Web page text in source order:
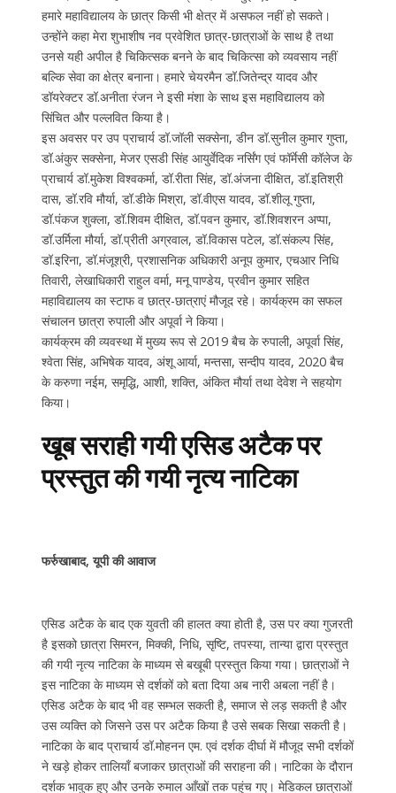
हमारे महाविद्यालय के छात्र किसी भी क्षेत्र में असफल नहीं हो सकते।
उन्होंने कहा मेरा शुभाशीष नव प्रवेशित छात्र-छात्राओं के साथ है तथा
उनसे यही अपील है चिकित्सक बनने के बाद चिकित्सा को व्यवसाय नहीं
बल्कि सेवा का क्षेत्र बनाना। हमारे चेयरमैन डॉ.जितेन्द्र यादव और
डॉयरेक्टर डॉ.अनीता रंजन ने इसी मंशा के साथ इस महाविद्यालय को
सिंचित और पल्लवित किया है।
इस अवसर पर उप प्राचार्य डॉ.जॉली सक्सेना, डीन डॉ.सुनील कुमार गुप्ता,
डॉ.अंकुर सक्सेना, मेजर एसडी सिंह आयुर्वेदिक नर्सिंग एवं फॉर्मेसी कॉलेज के
प्राचार्य डॉ.मुकेश विश्वकर्मा, डॉ.रीता सिंह, डॉ.अंजना दीक्षित, डॉ.इतिश्री
दास, डॉ.रवि मौर्या, डॉ.डीके मिश्रा, डॉ.वीएस यादव, डॉ.शीलू गुप्ता,
डॉ.पंकज शुक्ला, डॉ.शिवम दीक्षित, डॉ.पवन कुमार, डॉ.शिवशरन अप्पा,
डॉ.उर्मिला मौर्या, डॉ.प्रीती अग्रवाल, डॉ.विकास पटेल, डॉ.संकल्प सिंह,
डॉ.इरिना, डॉ.मंजूश्री, प्रशासनिक अधिकारी अनूप कुमार, एचआर निधि
तिवारी, लेखाधिकारी राहुल वर्मा, मनू पाण्डेय, प्रवीन कुमार सहित
महाविद्यालय का स्टाफ व छात्र-छात्राएं मौजूद रहे। कार्यक्रम का सफल
संचालन छात्रा रुपाली और अपूर्वा ने किया।
कार्यक्रम की व्यवस्था में मुख्य रूप से 2019 बैच के रुपाली, अपूर्वा सिंह,
श्वेता सिंह, अभिषेक यादव, अंशू आर्या, मन्तसा, सन्दीप यादव, 2020 बैच
के करुणा नईम, समृद्धि, आशी, शक्ति, अंकित मौर्या तथा देवेश ने सहयोग
किया।
खूब सराही गयी एसिड अटैक पर
प्रस्तुत की गयी नृत्य नाटिका
फर्रुखाबाद, यूपी की आवाज
एसिड अटैक के बाद एक युवती की हालत क्या होती है, उस पर क्या गुजरती
है इसको छात्रा सिमरन, मिक्की, निधि, सृष्टि, तपस्या, तान्या द्वारा प्रस्तुत
की गयी नृत्य नाटिका के माध्यम से बखूबी प्रस्तुत किया गया। छात्राओं ने
इस नाटिका के माध्यम से दर्शकों को बता दिया अब नारी अबला नहीं है।
एसिड अटैक के बाद भी वह सम्भल सकती है, समाज से लड़ सकती है और
उस व्यक्ति को जिसने उस पर अटैक किया है उसे सबक सिखा सकती है।
नाटिका के बाद प्राचार्य डॉ.मोहनन एम. एवं दर्शक दीर्घा में मौजूद सभी दर्शकों
ने खड़े होकर तालियाँ बजाकर छात्राओं की सराहना की। नाटिका के दौरान
दर्शक भावुक हुए और उनके रुमाल आँखों तक पहुंच गए। मेडिकल छात्राओं